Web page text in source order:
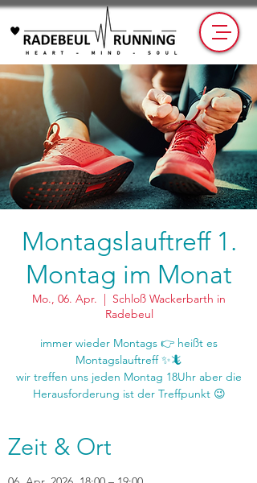
Montagslauftreff 1.
Montag im Monat
Mo., 06. Apr.
  |
Schloß Wackerbarth in
Radebeul
immer wieder Montags 👉 heißt es
Montagslauftreff ✨🦎
wir treffen uns jeden Montag 18Uhr aber die
Zeit & Ort